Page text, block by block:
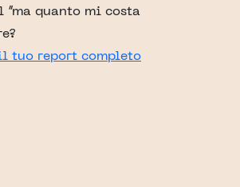
“ma quanto mi costa
tuo report completo